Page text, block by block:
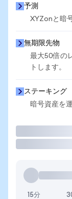
予測
XYZonと暗
無期限先物
最大50倍の
トします。
ステーキング
暗号資産を
15分